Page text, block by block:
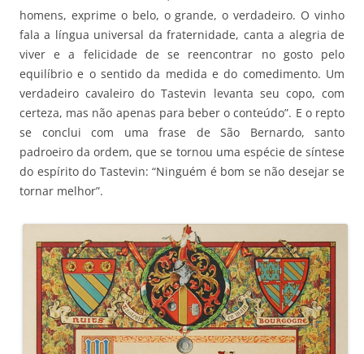
homens, exprime o belo, o grande, o verdadeiro. O vinho
fala a língua universal da fraternidade, canta a alegria de
viver e a felicidade de se reencontrar no gosto pelo
equilíbrio e o sentido da medida e do comedimento. Um
verdadeiro cavaleiro do Tastevin levanta seu copo, com
certeza, mas não apenas para beber o conteúdo”. E o repto
se conclui com uma frase de São Bernardo, santo
padroeiro da ordem, que se tornou uma espécie de síntese
do espírito do Tastevin: “Ninguém é bom se não desejar se
tornar melhor”.